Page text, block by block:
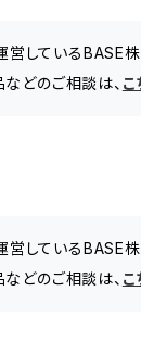
営しているBASE
どのご相談は、 こ
営しているBASE
どのご相談は、 こ